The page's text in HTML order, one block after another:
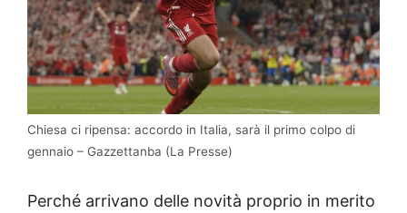
Chiesa ci ripensa: accordo in Italia, sarà il primo colpo di
gennaio – Gazzettanba (La Presse)
Perché arrivano delle novità proprio in merito